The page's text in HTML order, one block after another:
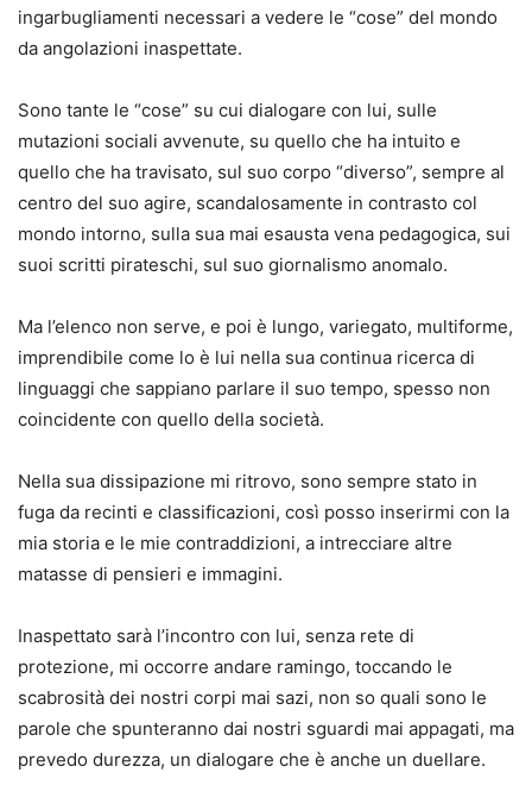
ingarbugliamenti necessari a vedere le “cose” del mondo
da angolazioni inaspettate.
Sono tante le “cose” su cui dialogare con lui, sulle
mutazioni sociali avvenute, su quello che ha intuito e
quello che ha travisato, sul suo corpo “diverso”, sempre al
centro del suo agire, scandalosamente in contrasto col
mondo intorno, sulla sua mai esausta vena pedagogica, sui
suoi scritti pirateschi, sul suo giornalismo anomalo.
Ma l’elenco non serve, e poi è lungo, variegato, multiforme,
imprendibile come lo è lui nella sua continua ricerca di
linguaggi che sappiano parlare il suo tempo, spesso non
coincidente con quello della società.
Nella sua dissipazione mi ritrovo, sono sempre stato in
fuga da recinti e classificazioni, così posso inserirmi con la
mia storia e le mie contraddizioni, a intrecciare altre
matasse di pensieri e immagini.
Inaspettato sarà l’incontro con lui, senza rete di
protezione, mi occorre andare ramingo, toccando le
scabrosità dei nostri corpi mai sazi, non so quali sono le
parole che spunteranno dai nostri sguardi mai appagati, ma
prevedo durezza, un dialogare che è anche un duellare.